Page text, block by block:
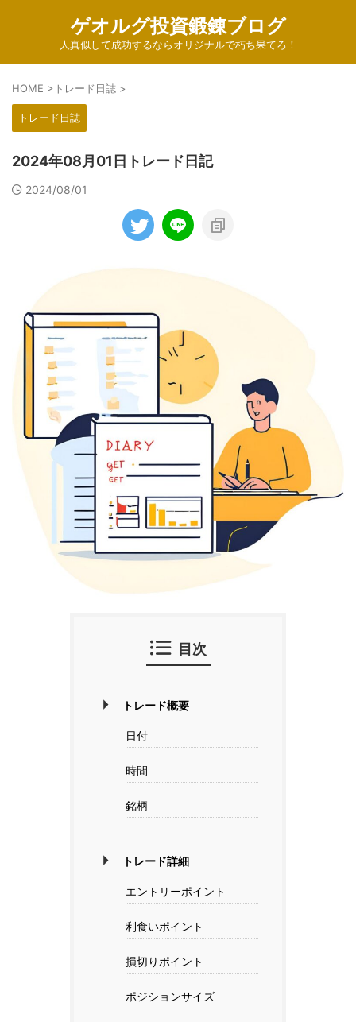
ゲオルグ投資鍛錬ブログ
人真似して成功するならオリジナルで朽ち果てろ！
HOME > トレード日誌 >
トレード日誌
2024年08月01日トレード日記
2024/08/01
目次
トレード概要
日付
時間
銘柄
トレード詳細
エントリーポイント
利食いポイント
損切りポイント
ポジションサイズ